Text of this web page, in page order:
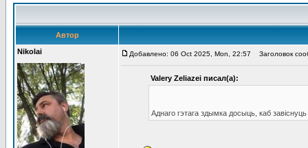
Автор
Nikolai
Добавлено: 06 Oct 2025, Mon, 22:57 Заголовок
Valery Zeliazei писал(а):
Аднаго гэтага здымка досыць, каб